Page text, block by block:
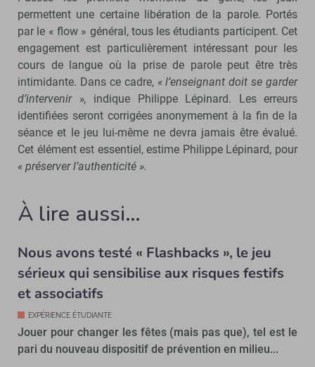
permettent une certaine libération de la parole. Portés
par le « flow » général, tous les étudiants participent. Cet
engagement est particulièrement intéressant pour les
cours de langue où la prise de parole peut être très
intimidante. Dans ce cadre, « l’enseignant doit se garder
d’intervenir », indique Philippe Lépinard. Les erreurs
identifiées seront corrigées anonymement à la fin de la
séance et le jeu lui-même ne devra jamais être évalué.
Cet élément est essentiel, estime Philippe Lépinard, pour
« préserver l’authenticité ».
À lire aussi…
Nous avons testé « Flashbacks », le jeu
sérieux qui sensibilise aux risques festifs
et associatifs
EXPÉRIENCE ÉTUDIANTE
Jouer pour changer les fêtes (mais pas que), tel est le
pari du nouveau dispositif de prévention en milieu...